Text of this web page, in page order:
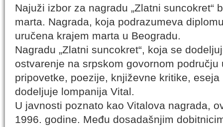
Najuži izbor za nagradu „Zlatni suncokret“
marta. Nagrada, koja podrazumeva
uručena krajem marta u Beogradu.
Nagradu „Zlatni suncokret“, koja se
ostvarenje na srpskom govornom području
pripovetke, poezije, književne kritike,
dodeljuje lompanija Vital.
U javnosti poznato kao Vitalova nagrada,
1996. godine. Među dosadašnjim